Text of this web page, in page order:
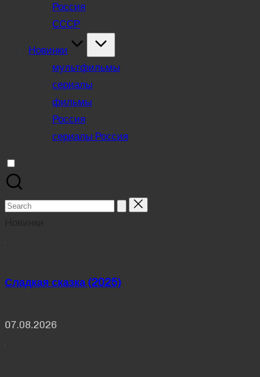
Россия
СССР
Новинки
мультфильмы
сериалы
фильмы
Россия
сериалы Россия
Search
Сладкая сказка (2025)
07.08.2026